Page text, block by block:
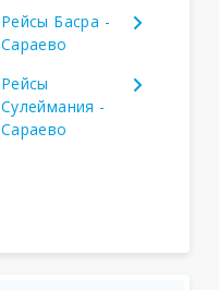
Рейсы Басра -
Сараево
Рейсы
Сулеймания -
Сараево